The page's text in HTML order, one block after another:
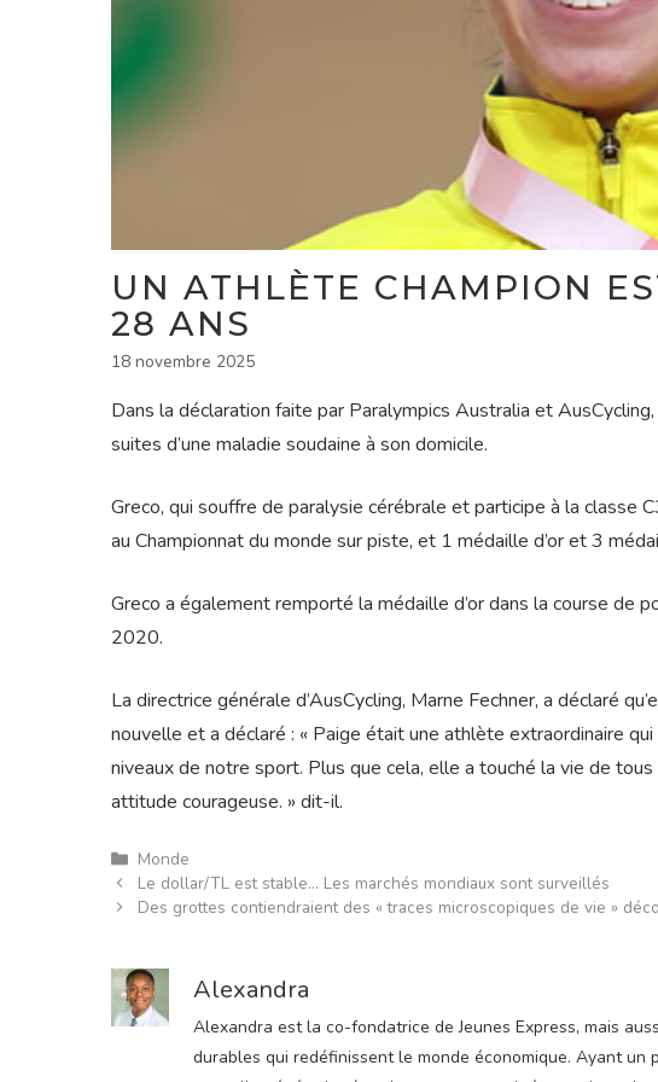
UN ATHLÈTE CHAMPION
28 ANS
18 novembre 2025
Dans la déclaration faite par Paralympics Australia et
suites d’une maladie soudaine à son domicile.
Greco, qui souffre de paralysie cérébrale et participe à la classe
au Championnat du monde sur piste, et 1 médaille d’or et 3
Greco a également remporté la médaille d’or dans la course de
2020.
La directrice générale d’AusCycling, Marne Fechner, a déclaré
nouvelle et a déclaré : « Paige était une athlète extraordinaire
niveaux de notre sport. Plus que cela, elle a touché la vie de
attitude courageuse. » dit-il.
Catégories
Monde
Le dollar/TL est stable… Les marchés mondiaux sont surveillés
Des grottes contiendraient des « traces microscopiques de vie »
Alexandra
Alexandra est la co-fondatrice de Jeunes Express, mais
durables qui redéfinissent le monde économique. Ayant